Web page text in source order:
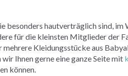
hautverträglich sind,
für die kleinsten Mitglieder der
Kleidungsstücke aus
wir Ihnengerne eine ganze Seite mit
können.